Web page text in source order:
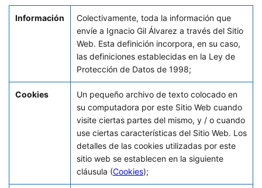
Información
Colectivamente, toda la información que
envíe a Ignacio Gil Álvarez a través del Sitio
Web. Esta definición incorpora, en su caso,
las definiciones establecidas en la Ley de
Protección de Datos de 1998;
Cookies
Un pequeño archivo de texto colocado en
su computadora por este Sitio Web cuando
visite ciertas partes del mismo, y / o cuando
use ciertas características del Sitio Web. Los
detalles de las cookies utilizadas por este
sitio web se establecen en la siguiente
cláusula (Cookies);